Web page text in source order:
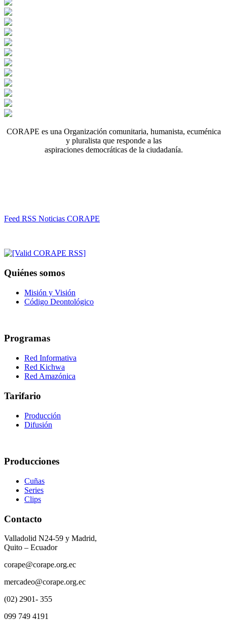
CORAPE es una Organización comunitaria, humanista, ecuménica
y pluralista que responde a las
aspiraciones democráticas de la ciudadanía.
Feed RSS Noticias CORAPE
Quiénes somos
Misión y Visión
Código Deontológico
Programas
Red Informativa
Red Kichwa
Red Amazónica
Tarifario
Producción
Difusión
Producciones
Cuñas
Series
Clips
Contacto
Valladolid N24-59 y Madrid,
Quito – Ecuador
corape@corape.org.ec
mercadeo@corape.org.ec
(02) 2901- 355
099 749 4191